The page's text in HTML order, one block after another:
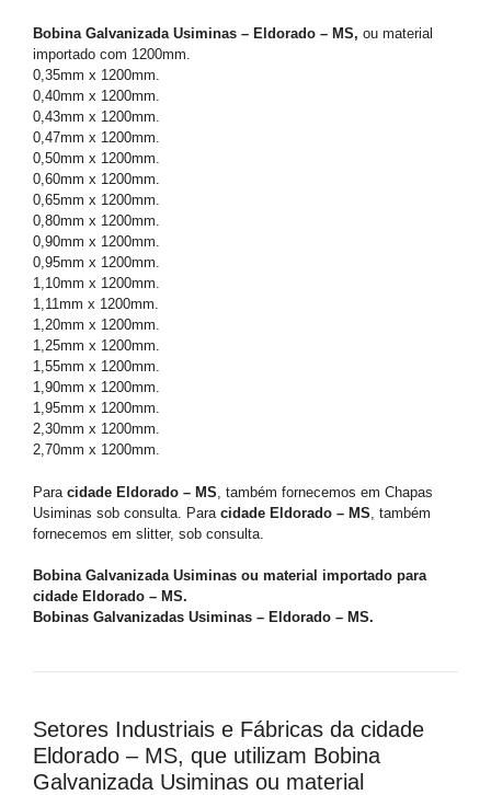
Bobina Galvanizada Usiminas – Eldorado – MS, ou material
importado com 1200mm.
0,35mm x 1200mm.
0,40mm x 1200mm.
0,43mm x 1200mm.
0,47mm x 1200mm.
0,50mm x 1200mm.
0,60mm x 1200mm.
0,65mm x 1200mm.
0,80mm x 1200mm.
0,90mm x 1200mm.
0,95mm x 1200mm.
1,10mm x 1200mm.
1,11mm x 1200mm.
1,20mm x 1200mm.
1,25mm x 1200mm.
1,55mm x 1200mm.
1,90mm x 1200mm.
1,95mm x 1200mm.
2,30mm x 1200mm.
2,70mm x 1200mm.
Para cidade Eldorado – MS , também fornecemos em Chapas
Usiminas sob consulta. Para cidade Eldorado – MS , também
fornecemos em slitter, sob consulta.
Bobina Galvanizada Usiminas ou material importado para
cidade Eldorado – MS.
Bobinas Galvanizadas Usiminas – Eldorado – MS.
Setores Industriais e Fábricas da cidade
Eldorado – MS, que utilizam Bobina
Galvanizada Usiminas ou material